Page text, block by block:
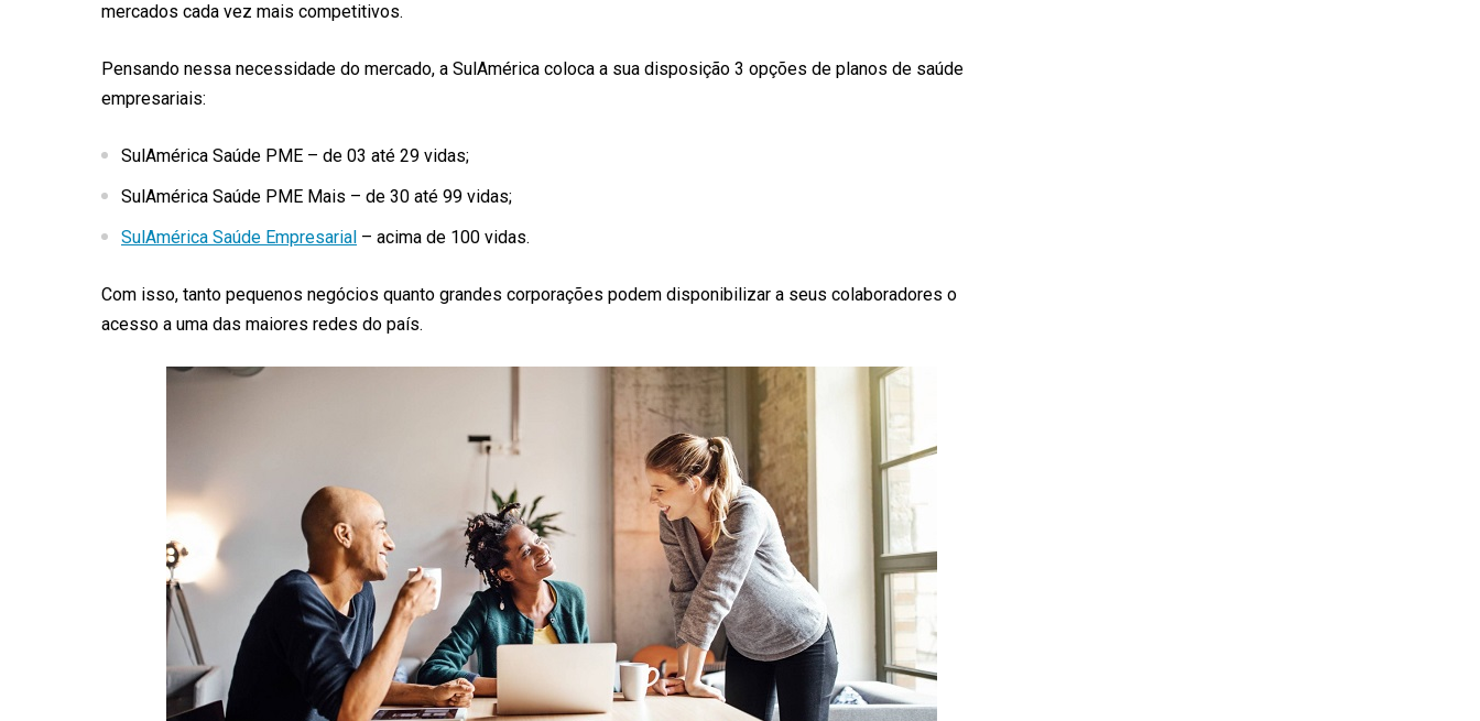
mercados cada vez mais competitivos.
Pensando nessa necessidade do mercado, a SulAmérica coloca a sua disposição 3 opções de planos de saúde
empresariais:
SulAmérica Saúde PME – de 03 até 29 vidas;
SulAmérica Saúde PME Mais – de 30 até 99 vidas;
SulAmérica Saúde Empresarial – acima de 100 vidas.
Com isso, tanto pequenos negócios quanto grandes corporações podem disponibilizar a seus colaboradores o
acesso a uma das maiores redes do país.